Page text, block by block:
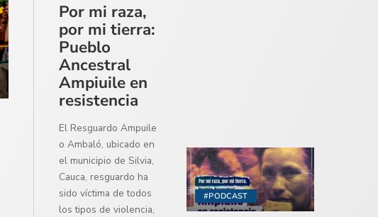
#PODCAST
Por mi raza,
por mi tierra:
Pueblo
Ancestral
Ampiuile en
resistencia
El Resguardo Ampuile
o Ambaló, ubicado en
el municipio de Silvia,
Cauca, resguardo ha
sido víctima de todos
los tipos de violencia,